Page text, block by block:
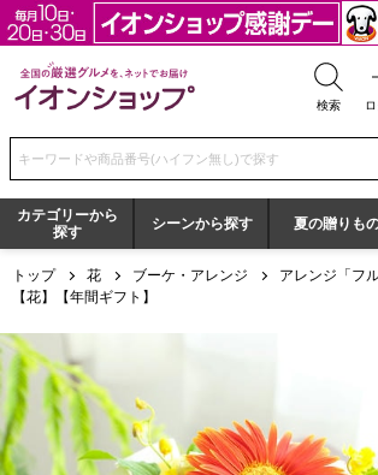
全国の厳選グルメを、ネットでお届け イ
検索
検索キーワードまたは商品番号を入力してください
カテゴリーから
探す
シーンから探す 夏の贈りも
トップ 花 ブーケ・アレンジ
アレンジ「フ
【花】【年間ギフト】
アレンジ「フルリーナ」(イエロー)【花】【